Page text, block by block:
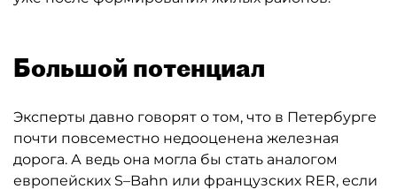
Большой потенциал
Эксперты давно говорят о том, что в Петербурге
почти повсеместно недооценена железная
дорога. А ведь она могла бы стать аналогом
европейских S–Bahn или французских RER, если